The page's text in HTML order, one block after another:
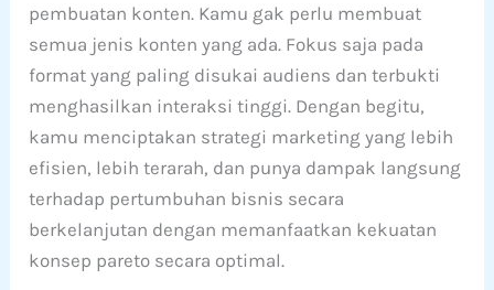
pembuatan konten. Kamu gak perlu membuat
semua jenis konten yang ada. Fokus saja pada
format yang paling disukai audiens dan terbukti
menghasilkan interaksi tinggi. Dengan begitu,
kamu menciptakan strategi marketing yang lebih
efisien, lebih terarah, dan punya dampak langsung
terhadap pertumbuhan bisnis secara
berkelanjutan dengan memanfaatkan kekuatan
konsep pareto secara optimal.